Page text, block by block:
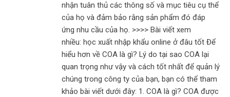
nhận tuân thủ các thông số và mục tiêu cụ thể
của họ và đảm bảo rằng sản phẩm đó đáp
ứng nhu cầu của họ. >>>> Bài viết xem
nhiều: học xuất nhập khẩu online ở đâu tốt Để
hiểu hơn về COA là gì? Lý do tại sao COA lại
quan trọng như vậy và cách tốt nhất để quản lý
chúng trong công ty của bạn, bạn có thể tham
khảo bài viết dưới đây: 1. COA là gì? COA được